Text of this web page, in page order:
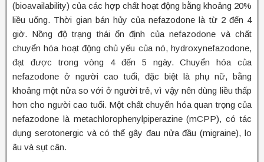
(bioavailability) của các hợp chất hoạt động bằng khoảng 20%
liều uống. Thời gian bán hủy của nefazodone là từ 2 đến 4
giờ. Nồng độ trạng thái ổn định của nefazodone và chất
chuyển hóa hoạt động chủ yếu của nó, hydroxynefazodone,
đạt được trong vòng 4 đến 5 ngày. Chuyển hóa của
nefazodone ở người cao tuổi, đặc biệt là phụ nữ, bằng
khoảng một nửa so với ở người trẻ, vì vậy nên dùng liều thấp
hơn cho người cao tuổi. Một chất chuyển hóa quan trọng của
nefazodone là metachlorophenylpiperazine (mCPP), có tác
dụng serotonergic và có thể gây đau nửa đầu (migraine), lo
âu và sụt cân.